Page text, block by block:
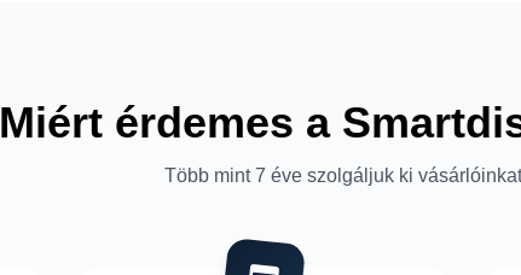
Miért érdemes a
Több mint 7 éve szolgáljuk ki